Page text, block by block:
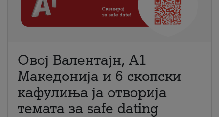
Овој Валентајн, A1
Македонија и 6 скопски
кафулиња ја отворија
темата за safe dating